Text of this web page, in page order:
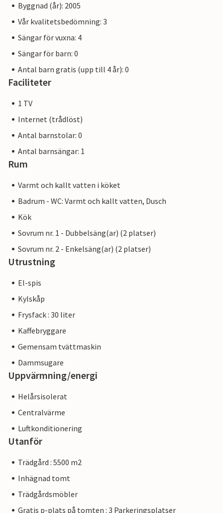
Byggnad (år): 2005
Vår kvalitetsbedömning: 3
Sängar för vuxna: 4
Sängar för barn: 0
Antal barn gratis (upp till 4 år): 0
Faciliteter
1 TV
Internet (trådlöst)
Antal barnstolar: 0
Antal barnsängar: 1
Rum
Varmt och kallt vatten i köket
Badrum - WC: Varmt och kallt vatten, Dusch
Kök
Sovrum nr. 1 - Dubbelsäng(ar) (2 platser)
Sovrum nr. 2 - Enkelsäng(ar) (2 platser)
Utrustning
El-spis
Kylskåp
Frysfack : 30 liter
Kaffebryggare
Gemensam tvättmaskin
Dammsugare
Uppvärmning/energi
Helårsisolerat
Centralvärme
Luftkonditionering
Utanför
Trädgård : 5500 m2
Inhägnad tomt
Trädgårdsmöbler
Gratis p-plats på tomten : 3 Parkeringsplatser